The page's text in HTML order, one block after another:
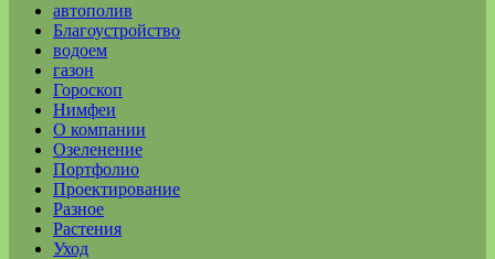
автополив
Благоустройство
водоем
газон
Гороскоп
Нимфеи
О компании
Озеленение
Портфолио
Проектирование
Разное
Растения
Уход